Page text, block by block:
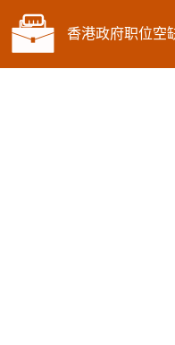
香港政府职位空